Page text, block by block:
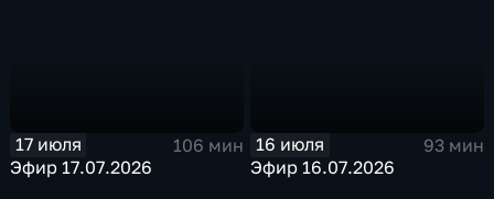
17 июля
106 мин
Эфир 17.07.2026
16 июля
93 мин
Эфир 16.07.2026